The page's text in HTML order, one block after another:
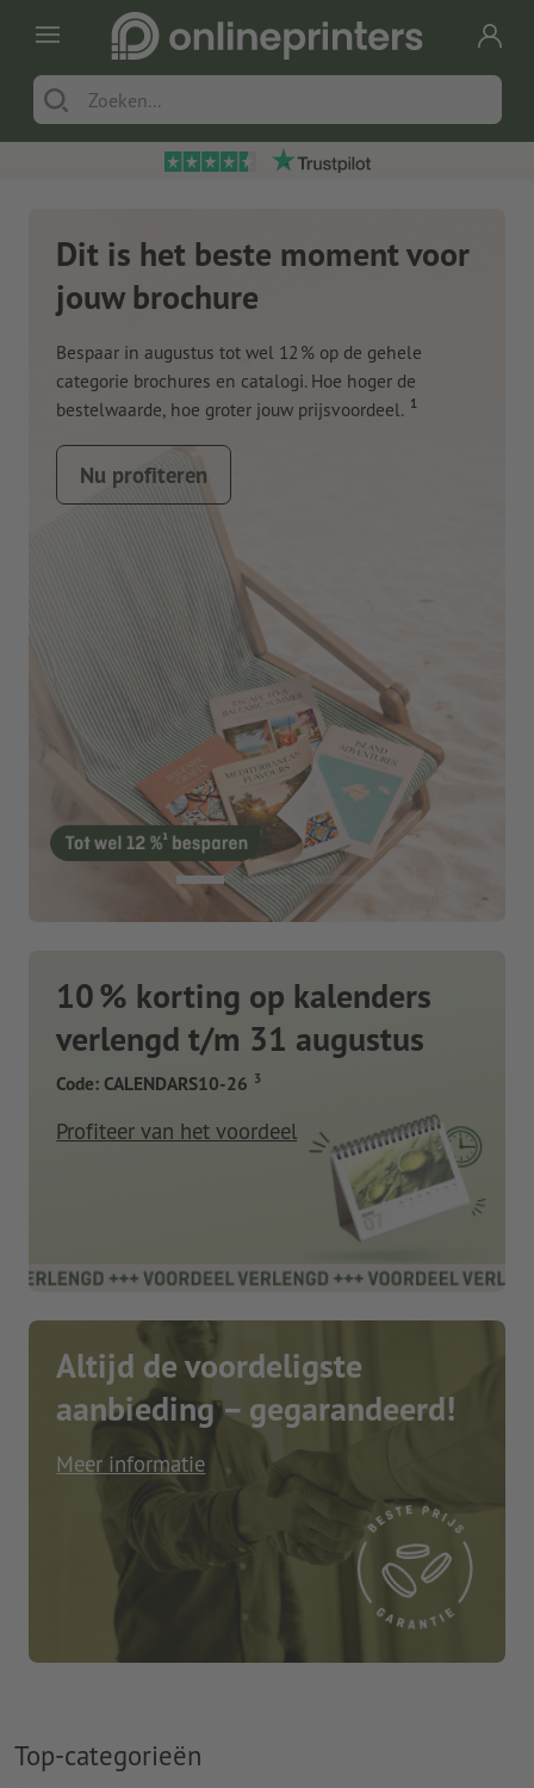
Dit is het beste moment voor
jouw brochure
Bespaar in augustus tot wel 12 % op de gehele
categorie brochures en catalogi. Hoe hoger de
bestelwaarde, hoe groter jouw prijsvoordeel. 1
Nu profiteren
10 % korting op kalenders
verlengd t/m 31 augustus
Code: CALENDARS10-26 3
Profiteer van het voordeel
Altijd de voordeligste
aanbieding – gegarandeerd!
Meer informatie
Top-categorieën